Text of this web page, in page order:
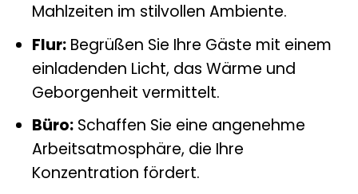
Mahlzeiten im stilvollen Ambiente.
Flur:Begrüßen Sie Ihre Gäste mit einem
einladenden Licht, das Wärme und
Geborgenheit vermittelt.
Büro:Schaffen Sie eine angenehme
Arbeitsatmosphäre, die Ihre
Konzentration fördert.